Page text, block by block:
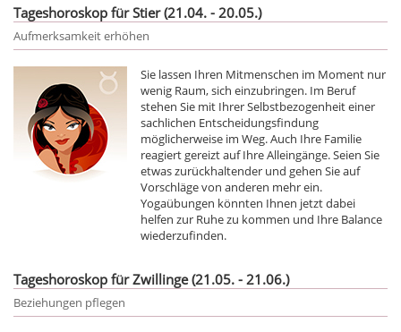
Tageshoroskop für Stier (21.04. - 20.05.)
Aufmerksamkeit erhöhen
Sie lassen Ihren Mitmenschen im Moment nur
wenig Raum, sich einzubringen. Im Beruf
stehen Sie mit Ihrer Selbstbezogenheit einer
sachlichen Entscheidungsfindung
möglicherweise im Weg. Auch Ihre Familie
reagiert gereizt auf Ihre Alleingänge. Seien Sie
etwas zurückhaltender und gehen Sie auf
Vorschläge von anderen mehr ein.
Yogaübungen könnten Ihnen jetzt dabei
helfen zur Ruhe zu kommen und Ihre Balance
wiederzufinden.
Tageshoroskop für Zwillinge (21.05. - 21.06.)
Beziehungen pflegen